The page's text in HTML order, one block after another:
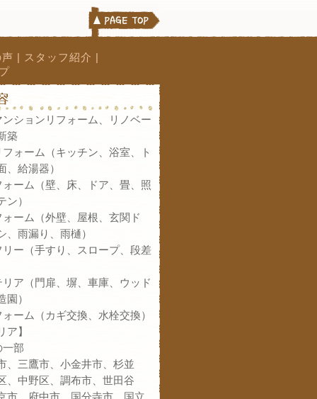
| スタッフ紹介 |
ンションリフォーム、リノベー
築
フォーム（キッチン、浴室、ト
、給湯器）
ォーム（壁、床、ドア、畳、照
ン）
ーム（外壁、屋根、玄関ド
、雨漏り、雨樋）
リー（手すり、スロープ、段差
リア（門扉、塀、車庫、ウッド
園）
ーム（カギ交換、水栓交換）
ア】
一部
、三鷹市、小金井市、杉並
、中野区、調布市、世田谷
市、府中市、国分寺市、国立